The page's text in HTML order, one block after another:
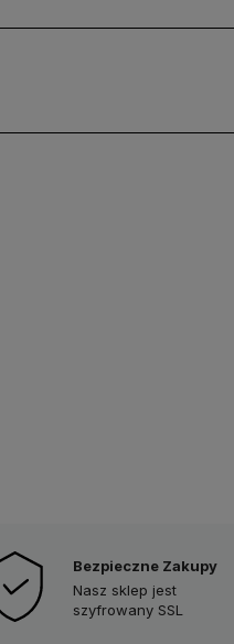
Bezpieczne Zakupy
Nasz sklep jest
szyfrowany SSL